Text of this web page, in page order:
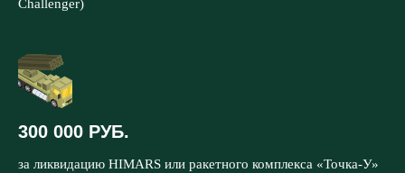
Challenger)
300 000 РУБ.
за ликвидацию HIMARS или ракетного комплекса «Точка-У»